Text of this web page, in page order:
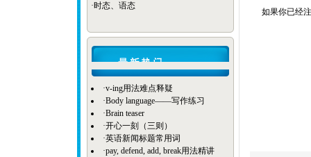
·时态、语态
·v-ing用法难点释疑
·Body language——写作练习
·Brain teaser
·开心一刻（三则）
·英语新闻标题常用词
·pay, defend, add, break用法精讲
如果你已经